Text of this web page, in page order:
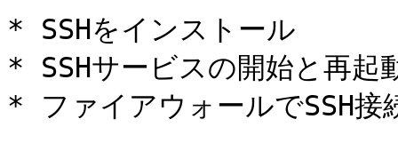
* SSHをインストール
* SSHサービスの開始と再起
* ファイアウォールでSSH接